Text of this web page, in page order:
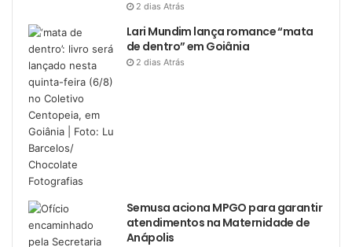
2 dias Atrás
Lari Mundim lança romance “mata
de dentro” em Goiânia
2 dias Atrás
Semusa aciona MPGO para garantir
atendimentos na Maternidade de
Anápolis